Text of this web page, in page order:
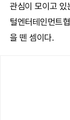
관심이 모이고 있
털엔터테인먼트
을 뗀 셈이다.